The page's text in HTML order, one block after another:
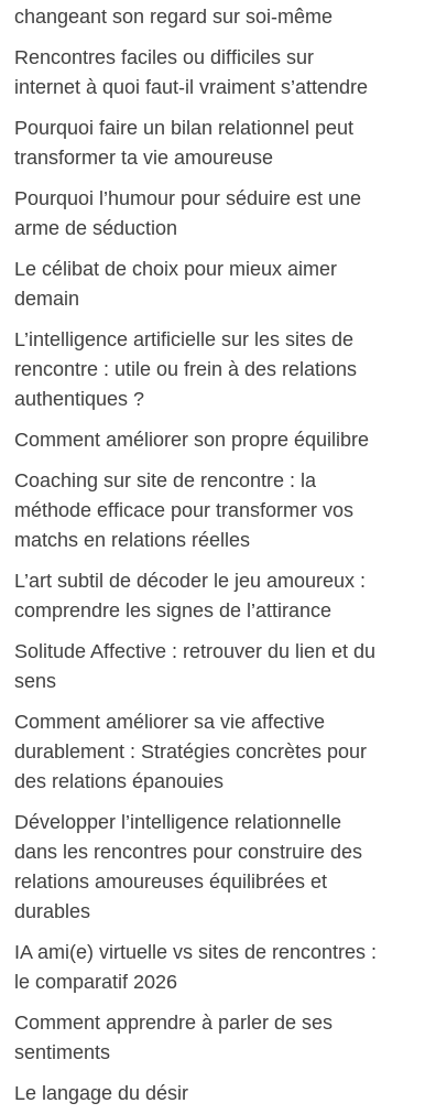
changeant son regard sur soi-même
Rencontres faciles ou difficiles sur
internet à quoi faut-il vraiment s’attendre
Pourquoi faire un bilan relationnel peut
transformer ta vie amoureuse
Pourquoi l’humour pour séduire est une
arme de séduction
Le célibat de choix pour mieux aimer
demain
L’intelligence artificielle sur les sites de
rencontre : utile ou frein à des relations
authentiques ?
Comment améliorer son propre équilibre
Coaching sur site de rencontre : la
méthode efficace pour transformer vos
matchs en relations réelles
L’art subtil de décoder le jeu amoureux :
comprendre les signes de l’attirance
Solitude Affective : retrouver du lien et du
sens
Comment améliorer sa vie affective
durablement : Stratégies concrètes pour
des relations épanouies
Développer l’intelligence relationnelle
dans les rencontres pour construire des
relations amoureuses équilibrées et
durables
IA ami(e) virtuelle vs sites de rencontres :
le comparatif 2026
Comment apprendre à parler de ses
sentiments
Le langage du désir